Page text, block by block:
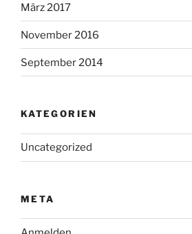
März 2017
November 2016
September 2014
KATEGORIEN
Uncategorized
META